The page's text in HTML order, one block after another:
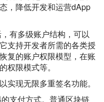
，降低开发和运营dApp
有多级账户结构，可以
支持开发者所需的各类授
复的账户权限模型，在账
权限模式等。
实现无限多重签名功能。
支付方式。普通区块链